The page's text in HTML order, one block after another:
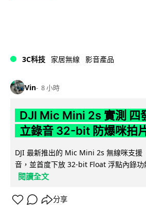
3C科技 家居無線 影音產品
Vin 8 小時
DJI Mic Mini 2s 實測 四
立錄音 32-bit 防爆咪拍
DJI 最新推出的 Mic Mini 2s 無線咪支援
音，並首度下放 32-bit Float 浮點內錄功
閱讀全文
分享